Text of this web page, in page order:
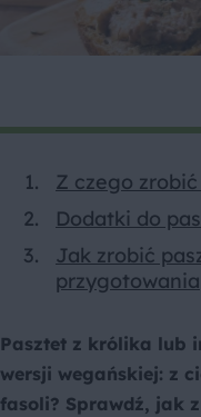
Z czego
Dodatki do
Jak zrobić
przygotowania
Pasztet z królika lub
wersji wegańskiej: z
fasoli? Sprawdź, jak